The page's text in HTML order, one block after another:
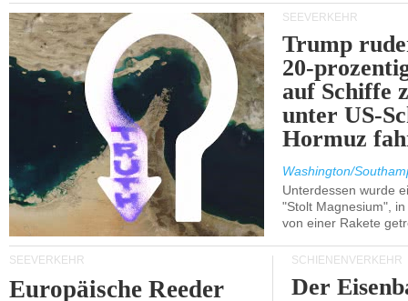
SEEVERKEHR
Trump
20-
auf Schiffe
unter US-
Hormuz
Washington/
Unterdessen wurde
"Stolt Magnesium",
von einer Rakete
SEEVERKEHR
Europäische Reeder
SCHIENENVERKEHR
Der